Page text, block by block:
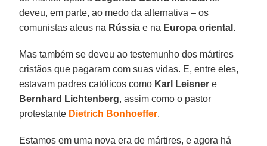
deveu, em parte, ao medo da alternativa – os
comunistas ateus na Rússia e na Europa oriental .
Mas também se deveu ao testemunho dos mártires
cristãos que pagaram com suas vidas. E, entre eles,
estavam padres católicos como Karl Leisner e
Bernhard Lichtenberg, assim como o pastor
protestante Dietrich Bonhoeffer.
Estamos em uma nova era de mártires, e agora há